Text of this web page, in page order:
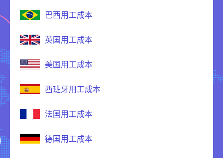
巴西用工成本
英国用工成本
美国用工成本
西班牙用工成本
法国用工成本
德国用工成本